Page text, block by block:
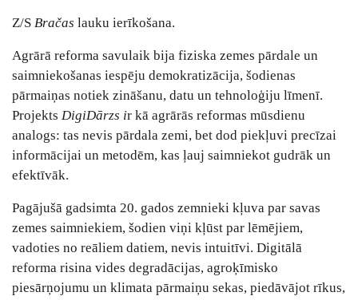
Z/S Bračas lauku ierīkošana.
Agrārā reforma savulaik bija fiziska zemes pārdale un
saimniekošanas iespēju demokratizācija, šodienas
pārmaiņas notiek zināšanu, datu un tehnoloģiju līmenī.
Projekts DigiDārzs ir kā agrārās reformas mūsdienu
analogs: tas nevis pārdala zemi, bet dod piekļuvi precīzai
informācijai un metodēm, kas ļauj saimniekot gudrāk un
efektīvāk.
Pagājušā gadsimta 20. gados zemnieki kļuva par savas
zemes saimniekiem, šodien viņi kļūst par lēmējiem,
vadoties no reāliem datiem, nevis intuitīvi. Digitālā
reforma risina vides degradācijas, agroķīmisko
piesārņojumu un klimata pārmaiņu sekas, piedāvājot rīkus,